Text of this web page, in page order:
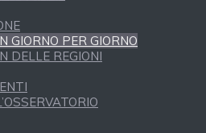
GIORNO PER GIORNO
DELLE REGIONI